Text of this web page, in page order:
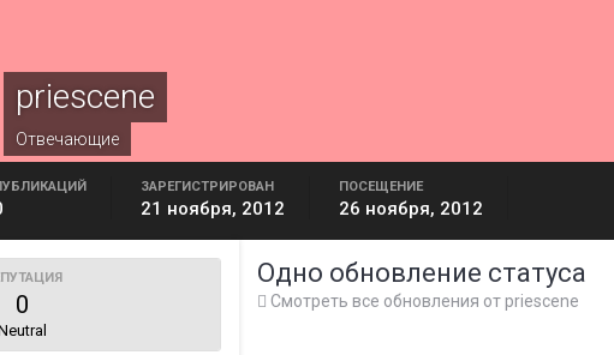
priescene
Отвечающие
ЗАРЕГИСТРИРОВАН
21 ноября, 2012
ПОСЕЩЕНИЕ
26 ноября, 2012
0
Одно обновление статуса
Смотреть все обновления от priescene